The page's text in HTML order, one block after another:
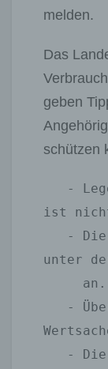
melden.
Das
geben
schützen
ist
unter